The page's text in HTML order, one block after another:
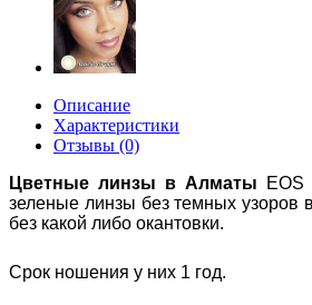
Описание
Характеристики
Отзывы (0)
Цветные линзы в Алматы EOS
зеленые линзы без темных узоров
без какой либо окантовки.
Срок ношения у них 1 год.